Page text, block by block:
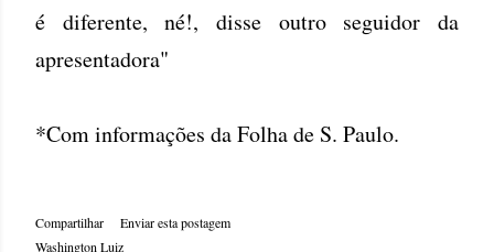
é diferente, né!, disse outro seguidor da
apresentadora"
*Com informações da Folha de S. Paulo.
Compartilhar
Enviar esta postagem
Washington Luiz